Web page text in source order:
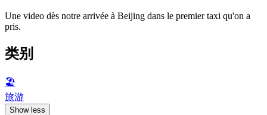
Une video dès notre arrivée à Beijing dans le premier taxi qu'on a
pris.
类别
🏖
旅游
Show less